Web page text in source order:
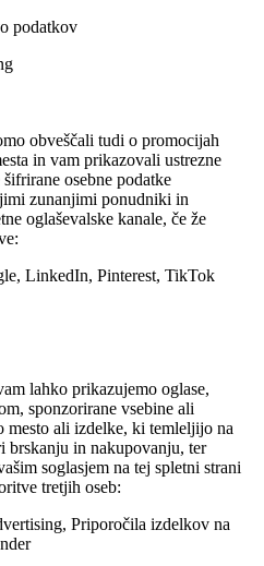
podatkov
obveščali tudi o promocijah
in vam prikazovali ustrezne
osebne podatke
zunanjimi ponudniki in
oglaševalske kanale, če že
LinkedIn, Pinterest, TikTok
lahko prikazujemo oglase,
sponzorirane vsebine ali
mesto ali izdelke, ki temleljijo na
brskanju in nakupovanju, ter
soglasjem na tej spletni strani
tretjih oseb:
Priporočila izdelkov na